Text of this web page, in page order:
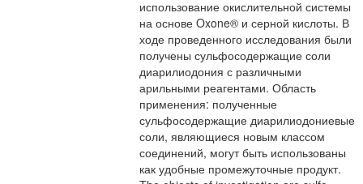
использование окислительной системы
на основе Oxone® и серной кислоты. В
ходе проведенного исследования были
получены сульфосодержащие соли
диарилиодония с различными
арильными реагентами. Область
применения: полученные
сульфосодержащие диарилиодониевые
соли, являющиеся новым классом
соединений, могут быть использованы
как удобные промежуточные продукт.